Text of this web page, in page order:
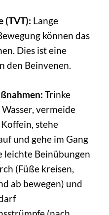
(TVT): Lange
können das
Dies ist eine
den Beinvenen.
Trinke
vermeide
stehe
und gehe im Gang
leichte Beinübungen
(Füße kreisen,
ab bewegen) und